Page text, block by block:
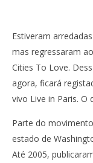
Estiveram
mas regressaram
Cities To Love.
agora, ficará
vivo Live in Paris. O
Parte do
estado de
Até 2005,